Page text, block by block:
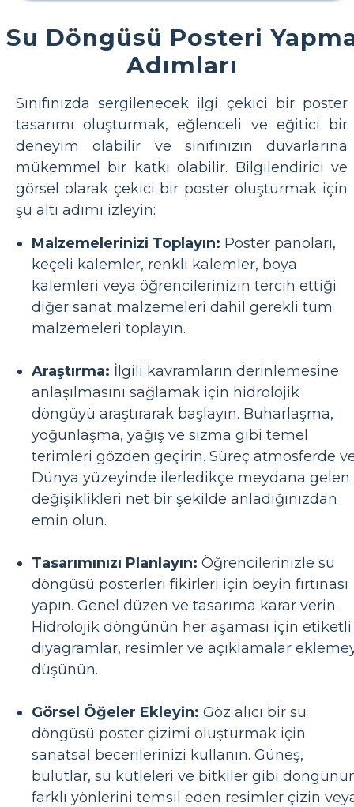
Su Döngüsü Posteri
Adımları
Sınıfınızda sergilenecek ilgi çekici bir poster
tasarımı oluşturmak, eğlenceli ve eğitici bir
deneyim olabilir ve sınıfınızın duvarlarına
mükemmel bir katkı olabilir. Bilgilendirici ve
görsel olarak çekici bir poster oluşturmak için
şu altı adımı izleyin:
Malzemelerinizi Toplayın: Poster panoları,
keçeli kalemler, renkli kalemler, boya
kalemleri veya öğrencilerinizin tercih ettiği
diğer sanat malzemeleri dahil gerekli tüm
malzemeleri toplayın.
Araştırma: İlgili kavramların derinlemesine
anlaşılmasını sağlamak için hidrolojik
döngüyü araştırarak başlayın. Buharlaşma,
yoğunlaşma, yağış ve sızma gibi temel
terimleri gözden geçirin. Süreç atmosferde
Dünya yüzeyinde ilerledikçe meydana gelen
değişiklikleri net bir şekilde anladığınızdan
emin olun.
Tasarımınızı Planlayın: Öğrencilerinizle su
döngüsü posterleri fikirleri için beyin fırtınası
yapın. Genel düzen ve tasarıma karar verin.
Hidrolojik döngünün her aşaması için etiketli
diyagramlar, resimler ve açıklamalar
düşünün.
Görsel Öğeler Ekleyin: Göz alıcı bir su
döngüsü poster çizimi oluşturmak için
sanatsal becerilerinizi kullanın. Güneş,
bulutlar, su kütleleri ve bitkiler gibi
farklı yönlerini temsil eden resimler çizin